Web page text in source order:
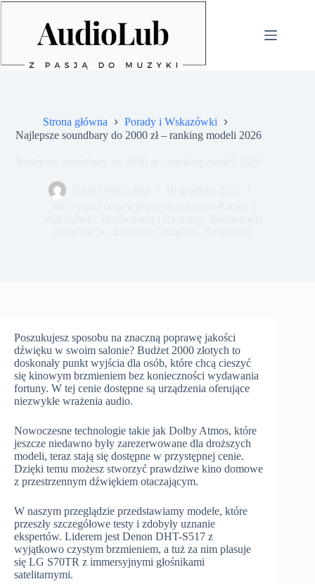
Przejdź
Strona główna
Porady i Wskazówki
Najlepsze soundbary do 2000 zł – ranking modeli 2026
Poszukujesz sposobu na znaczną poprawę jakości
dźwięku w swoim salonie? Budżet 2000 złotych to
doskonały punkt wyjścia dla osób, które chcą cieszyć
się kinowym brzmieniem bez konieczności wydawania
fortuny. W tej cenie dostępne są urządzenia oferujące
niezwykłe wrażenia audio.
Nowoczesne technologie takie jak Dolby Atmos, które
jeszcze niedawno były zarezerwowane dla droższych
modeli, teraz stają się dostępne w przystępnej cenie.
Dzięki temu możesz stworzyć prawdziwe kino domowe
z przestrzennym dźwiękiem otaczającym.
W naszym przeglądzie przedstawiamy modele, które
przeszły szczegółowe testy i zdobyły uznanie
ekspertów. Liderem jest Denon DHT-S517 z
wyjątkowo czystym brzmieniem, a tuż za nim plasuje
się LG S70TR z immersyjnymi głośnikami
satelitarnymi.